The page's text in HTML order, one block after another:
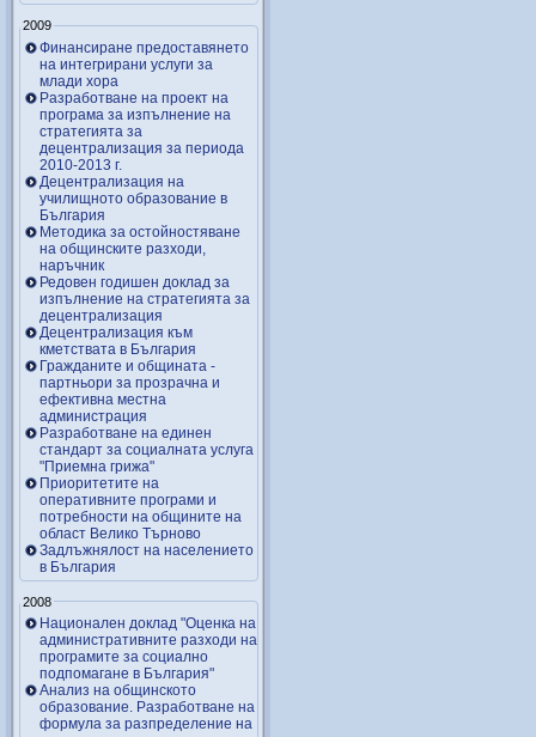
2009
Финансиране предоставянето
на интегрирани услуги за
млади хора
Разработване на проект на
програма за изпълнение на
стратегията за
децентрализация за периода
2010-2013 г.
Децентрализация на
училищното образование в
България
Методика за остойностяване
на общинските разходи,
наръчник
Редовен годишен доклад за
изпълнение на стратегията за
децентрализация
Децентрализация към
кметствата в България
Гражданите и общината -
партньори за прозрачна и
ефективна местна
администрация
Разработване на единен
стандарт за социалната услуга
"Приемна грижа"
Приоритетите на
оперативните програми и
потребности на общините на
област Велико Търново
Задлъжнялост на населението
в България
2008
Национален доклад "Оценка на
административните разходи на
програмите за социално
подпомагане в България"
Анализ на общинското
образование. Разработване на
формула за разпределение на